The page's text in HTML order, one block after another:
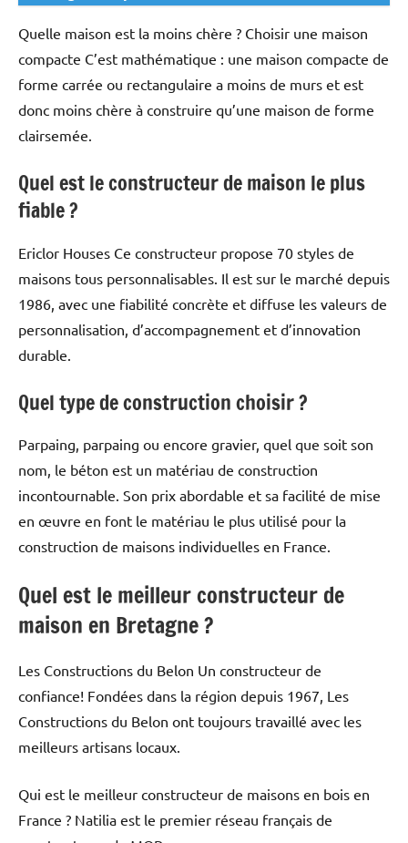
Quelle maison est la moins chère ? Choisir une maison
compacte C’est mathématique : une maison compacte de
forme carrée ou rectangulaire a moins de murs et est
donc moins chère à construire qu’une maison de forme
clairsemée.
Quel est le constructeur de maison le plus
fiable ?
Ericlor Houses Ce constructeur propose 70 styles de
maisons tous personnalisables. Il est sur le marché depuis
1986, avec une fiabilité concrète et diffuse les valeurs de
personnalisation, d’accompagnement et d’innovation
durable.
Quel type de construction choisir ?
Parpaing, parpaing ou encore gravier, quel que soit son
nom, le béton est un matériau de construction
incontournable. Son prix abordable et sa facilité de mise
en œuvre en font le matériau le plus utilisé pour la
construction de maisons individuelles en France.
Quel est le meilleur constructeur de
maison en Bretagne ?
Les Constructions du Belon Un constructeur de
confiance! Fondées dans la région depuis 1967, Les
Constructions du Belon ont toujours travaillé avec les
meilleurs artisans locaux.
Qui est le meilleur constructeur de maisons en bois en
France ? Natilia est le premier réseau français de